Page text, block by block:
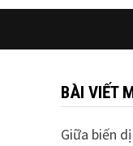
BÀI VIẾT
Giữa biến